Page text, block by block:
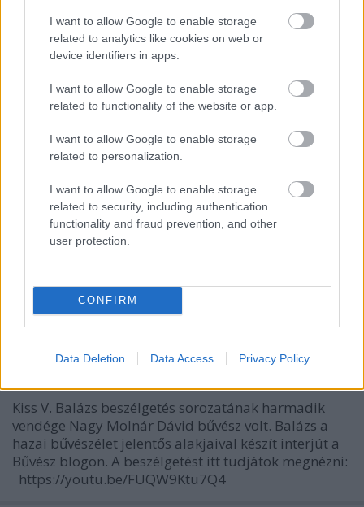
I want to allow Google to enable storage
related to analytics like cookies on web or
device identifiers in apps.
I want to allow Google to enable storage
related to functionality of the website or app.
I want to allow Google to enable storage
related to personalization.
I want to allow Google to enable storage
related to security, including authentication
functionality and fraud prevention, and other
user protection.
CONFIRM
Data Deletion Data Access Privacy Policy
https://www.youtube.com/watch?v=ydLPAST9S7g
Nagy Molnár Dávid - Bűvésztalk #3
Kelle Botond•2020. május 28.
Kiss V. Balázs beszélgetés sorozatának harmadik
vendége Nagy Molnár Dávid bűvész volt. Balázs a
hazai bűvészélet jelentős alakjaival készít interjút a
Bűvész blogon. A beszélgetést itt tudjátok megnézni:
https://youtu.be/FUQW9Ktu7Q4